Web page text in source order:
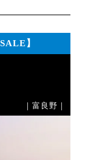
】
｜富良野｜